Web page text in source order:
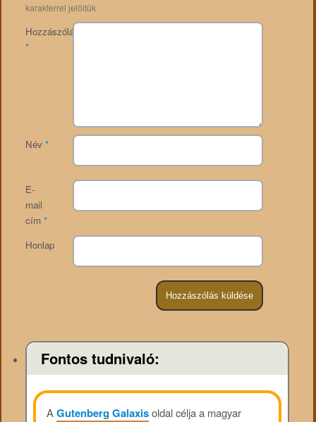
karakterrel jelöltük
Hozzászólás
*
Név *
E-
mail
cím *
Honlap
Fontos tudnivaló:
AGutenberg Galaxisoldal célja a magyar